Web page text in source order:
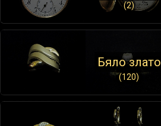
(2)
Бяло злато
(120)